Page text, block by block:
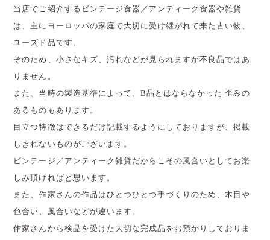
当店でご紹介するビンテージ食器／アンティーク食器や雑貨
は、主にヨーロッパの家庭で大切に受け継がれて来た古い物、
ユーズド品です。
そのため、小さなキズ、汚れなどが見られますが不良品ではあ
りません。
また、当時の製造基準によって、B品とはならなかった 歪みの
あるものもあります。
目立つ特徴はできるだけ記載するようにしておりますが、掲載
しきれないものがございます。
ビンテージ／アンティーク雑貨だからこその風合いとしてお楽
しみ頂ければと思います。
また、作家さんの作品はひとつひとつ手づくりのため、木目や
色合い、風合いなどが違います。
作家さんから検品を受けた大切な完成品をお預かりしておりま